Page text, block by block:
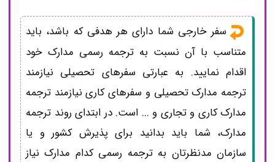
سفر خارجی شما دارای هر هدفی که باشد، باید
متناسب با آن نسبت به ترجمه رسمی مدارک خود
اقدام نمایید. به عبارتی سفرهای تحصیلی نیازمند
ترجمه مدارک تحصیلی و سفرهای کاری نیازمند ترجمه
مدارک کاری و تجاری و ... است. در ابتدای روند ترجمه
مدارک، شما باید بدانید برای پذیرش کشور و یا
سازمان مدنظرتان به ترجمه رسمی کدام مدارک نیاز